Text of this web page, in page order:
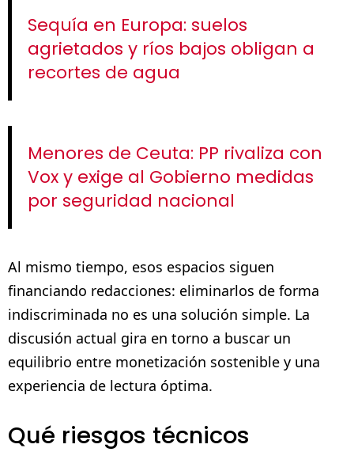
Sequía en Europa: suelos
agrietados y ríos bajos obligan a
recortes de agua
Menores de Ceuta: PP rivaliza con
Vox y exige al Gobierno medidas
por seguridad nacional
Al mismo tiempo, esos espacios siguen
financiando redacciones: eliminarlos de forma
indiscriminada no es una solución simple. La
discusión actual gira en torno a buscar un
equilibrio entre monetización sostenible y una
experiencia de lectura óptima.
Qué riesgos técnicos